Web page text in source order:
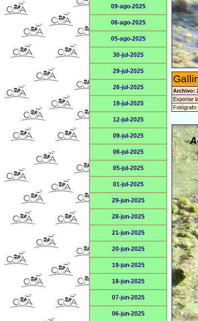
09-ago-2025
06-ago-2025
05-ago-2025
30-jul-2025
29-jul-2025
26-jul-2025
19-jul-2025
12-jul-2025
09-jul-2025
06-jul-2025
05-jul-2025
01-jul-2025
29-jun-2025
28-jun-2025
21-jun-2025
20-jun-2025
19-jun-2025
18-jun-2025
07-jun-2025
06-jun-2025
Archivo:
Exportar